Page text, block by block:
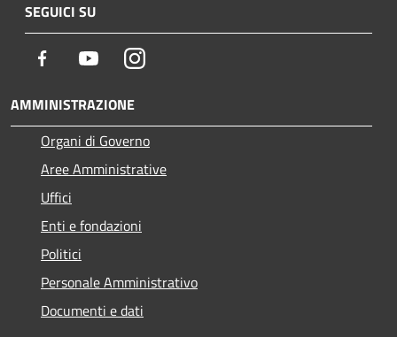
SEGUICI SU
Facebook YoutubeInstagram
AMMINISTRAZIONE
Organi di Governo
Aree Amministrative
Uffici
Enti e fondazioni
Politici
Personale Amministrativo
Documenti e dati